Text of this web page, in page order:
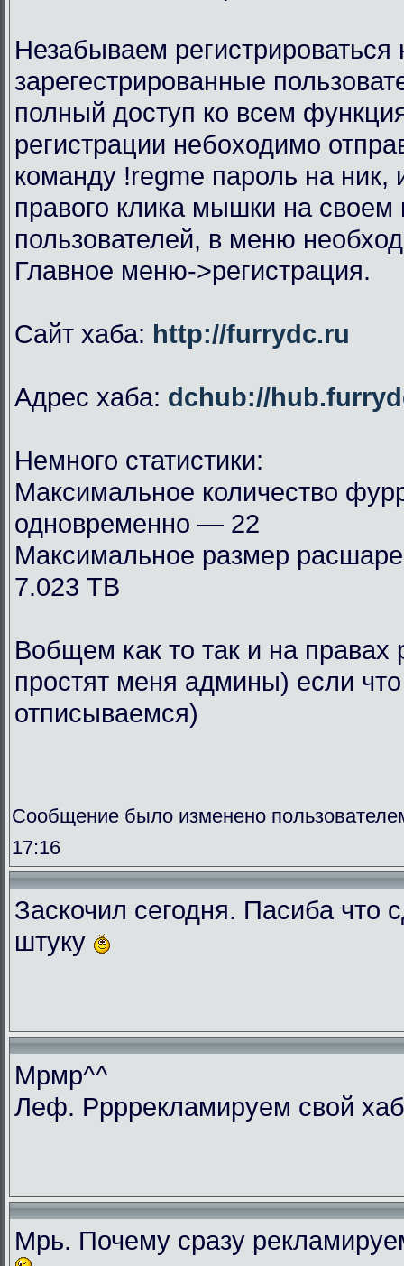
Незабываем регистрироваться
зарегестрированные
полный доступ ко всем
регистрации небоходимо
команду !regme пароль на
правого клика мышки на своем
пользователей, в меню
Главное меню->регистрация.
Сайт хаба: http://furrydc.ru
Адрес хаба: dchub://
Немного статистики:
Максимальное количество
одновременно — 22
Максимальное размер
7.023 TB
Вобщем как то так и на
простят меня админы) если
отписываемся)
Сообщение было изменено
17:16
Заскочил сегодня. Пасиба что
штуку
Мрмр^^
Леф. Ррррекламируем свой
Мрь. Почему сразу